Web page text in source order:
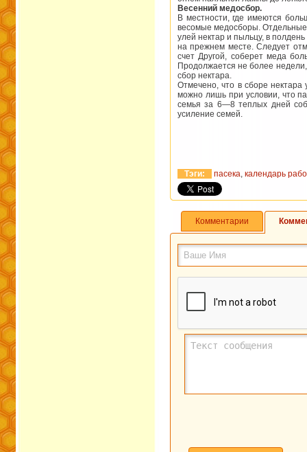
Весенний медосбор.
В местности, где имеются
весомые медосборы. Отдельные
улей нектар и пыльцу, в
на прежнем месте. Следует
счет Другой, соберет меда
Продолжается не более
сбор нектара.
Отмечено, что в сборе нектара
можно лишь при условии, что
семья за 6—8 теплых дней
усиление семей.
Тэги: пасека, календарь
Комментарии